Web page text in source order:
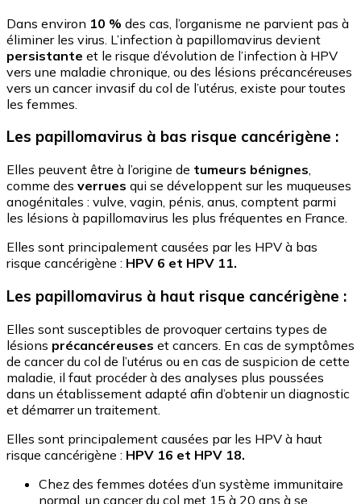
Dans environ 10 % des cas, l’organisme ne parvient pas à
éliminer les virus. L’infection à papillomavirus devient
persistante et le risque d’évolution de l’infection à HPV
vers une maladie chronique, ou des lésions précancéreuses
vers un cancer invasif du col de l’utérus, existe pour toutes
les femmes.
Les papillomavirus à bas risque cancérigène :
Elles peuvent être à l’origine de tumeurs bénignes,
comme des verrues qui se développent sur les muqueuses
anogénitales : vulve, vagin, pénis, anus, comptent parmi
les lésions à papillomavirus les plus fréquentes en France.
Elles sont principalement causées par les HPV à bas
risque cancérigène : HPV 6 et HPV 11.
Les papillomavirus à haut risque cancérigène :
Elles sont susceptibles de provoquer certains types de
lésions précancéreuses et cancers. En cas de symptômes
de cancer du col de l’utérus ou en cas de suspicion de cette
maladie, il faut procéder à des analyses plus poussées
dans un établissement adapté afin d’obtenir un diagnostic
et démarrer un traitement.
Elles sont principalement causées par les HPV à haut
risque cancérigène : HPV 16 et HPV 18.
Chez des femmes dotées d’un système immunitaire
normal, un cancer du col met 15 à 20 ans à se